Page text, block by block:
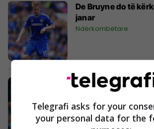
De Bruyne do të
janar
Ndërkombëtare
Mancini zyrtarizohet
Galatasarayt
Ndërkombëtare
Telegrafi asks for your
your personal data for the